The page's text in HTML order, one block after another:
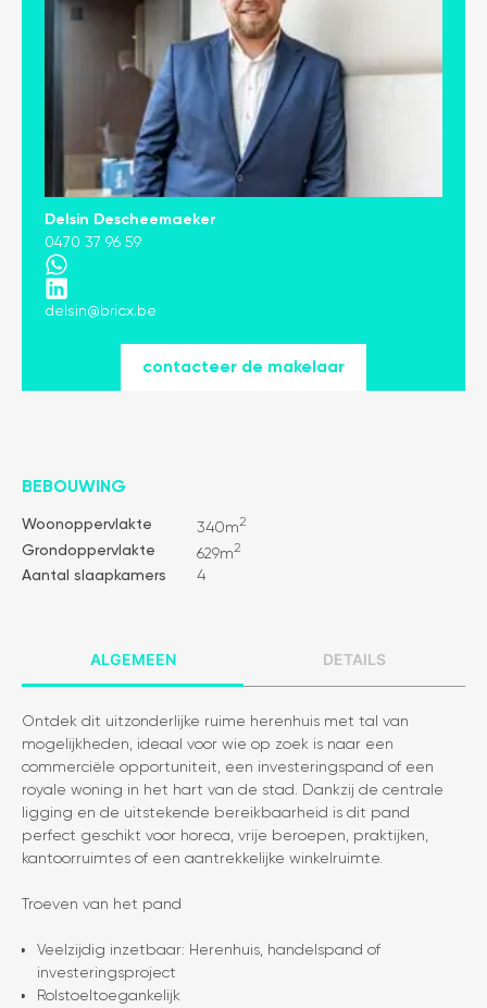
Delsin Descheemaeker
0470 37 96 59
delsin@bricx.be
contacteer de makelaar
BEBOUWING
Woonoppervlakte 340m2
Grondoppervlakte 629m2
Aantal slaapkamers 4
Algemeen
Ontdek dit uitzonderlijke ruime herenhuis met tal van
mogelijkheden, ideaal voor wie op zoek is naar een
commerciële opportuniteit, een investeringspand of een
royale woning in het hart van de stad. Dankzij de centrale
ligging en de uitstekende bereikbaarheid is dit pand
perfect geschikt voor horeca, vrije beroepen, praktijken,
kantoorruimtes of een aantrekkelijke winkelruimte.
Troeven van het pand
Veelzijdig inzetbaar: Herenhuis, handelspand of
investeringsproject
Rolstoeltoegankelijk
Details